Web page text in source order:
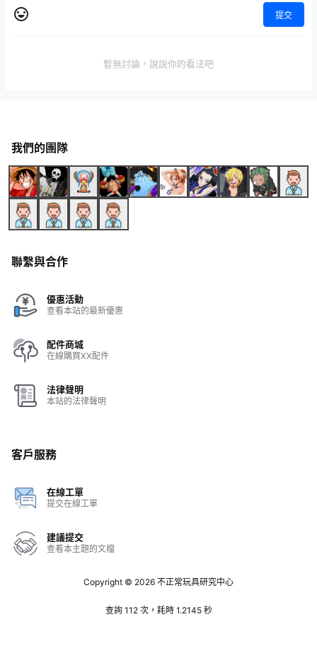
提交
暫無討論，說說你的看法吧
我們的團隊
聯繫與合作
優惠活動
查看本站的最新優惠
配件商城
在線購買XX配件
法律聲明
本站的法律聲明
客戶服務
在線工單
提交在線工單
建議提交
查看本主題的文檔
Copyright © 2026 不正常玩具研究中心
查詢 112 次，耗時 1.2145 秒